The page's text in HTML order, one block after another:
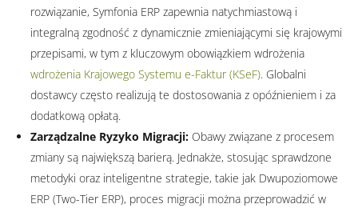
rozwiązanie, Symfonia ERP zapewnia natychmiastową i
integralną zgodność z dynamicznie zmieniającymi się krajowymi
przepisami, w tym z kluczowym obowiązkiem wdrożenia
wdrożenia Krajowego Systemu e-Faktur (KSeF). Globalni
dostawcy często realizują te dostosowania z opóźnieniem i za
dodatkową opłatą.
Zarządzalne Ryzyko Migracji: Obawy związane z procesem
zmiany są największą barierą. Jednakże, stosując sprawdzone
metodyki oraz inteligentne strategie, takie jak Dwupoziomowe
ERP (Two-Tier ERP), proces migracji można przeprowadzić w